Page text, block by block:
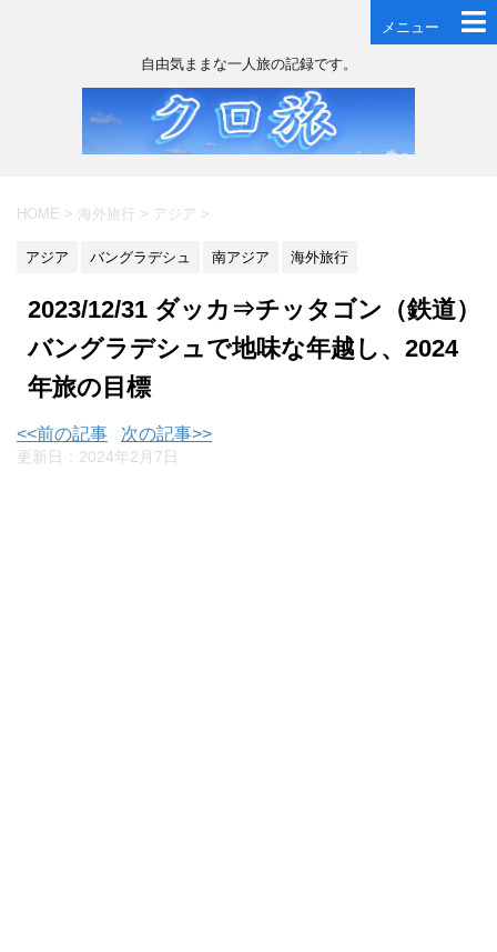
メニュー
自由気ままな一人旅の記録です。
HOME > 海外旅行 > アジア >
アジア バングラデシュ 南アジア 海外旅行
2023/12/31 ダッカ⇒チッタゴン（鉄道）
バングラデシュで地味な年越し、2024
年旅の目標
<<前の記事 次の記事>>
更新日： 2024年2月7日